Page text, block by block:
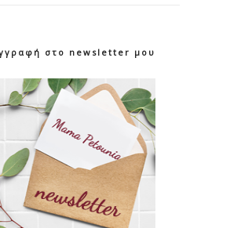
στο newsletter μου!